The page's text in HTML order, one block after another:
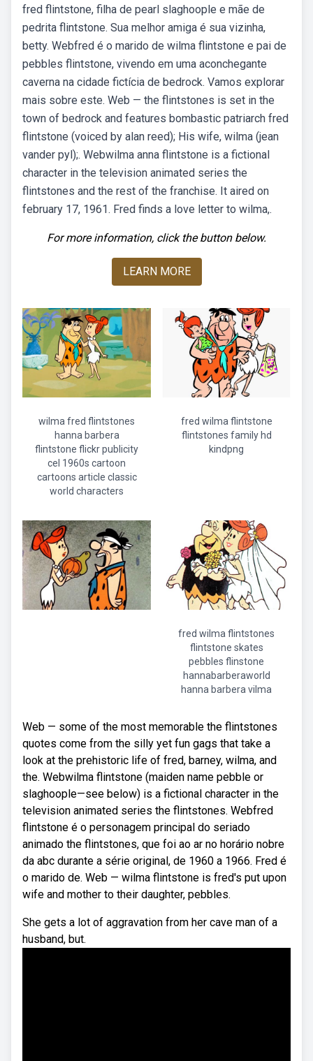
fred flintstone, filha de pearl slaghoople e mãe de
pedrita flintstone. Sua melhor amiga é sua vizinha,
betty. Webfred é o marido de wilma flintstone e pai de
pebbles flintstone, vivendo em uma aconchegante
caverna na cidade fictícia de bedrock. Vamos explorar
mais sobre este. Web — the flintstones is set in the
town of bedrock and features bombastic patriarch fred
flintstone (voiced by alan reed); His wife, wilma (jean
vander pyl);. Webwilma anna flintstone is a fictional
character in the television animated series the
flintstones and the rest of the franchise. It aired on
february 17, 1961. Fred finds a love letter to wilma,.
For more information, click the button below.
LEARN MORE
wilma fred flintstones
hanna barbera
flintstone flickr publicity
cel 1960s cartoon
cartoons article classic
world characters
fred wilma flintstone
flintstones family hd
kindpng
fred wilma flintstones
flintstone skates
pebbles flinstone
hannabarberaworld
hanna barbera vilma
Web — some of the most memorable the flintstones
quotes come from the silly yet fun gags that take a
look at the prehistoric life of fred, barney, wilma, and
the. Webwilma flintstone (maiden name pebble or
slaghoople—see below) is a fictional character in the
television animated series the flintstones. Webfred
flintstone é o personagem principal do seriado
animado the flintstones, que foi ao ar no horário nobre
da abc durante a série original, de 1960 a 1966. Fred é
o marido de. Web — wilma flintstone is fred's put upon
wife and mother to their daughter, pebbles.
She gets a lot of aggravation from her cave man of a
husband, but.